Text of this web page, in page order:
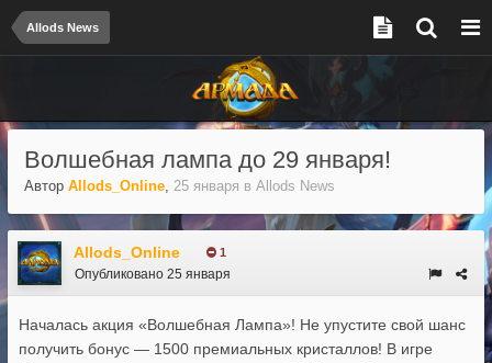
Allods News
Волшебная лампа до 29 января!
Автор Allods_Online, 25 января в Allods News
Allods_Online 1
Опубликовано 25 января
Началась акция «Волшебная Лампа»! Не упустите свой шанс
получить бонус — 1500 премиальных кристаллов! В игре